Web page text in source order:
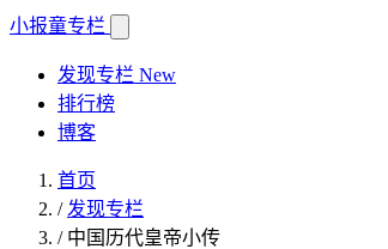
小报童专栏
发现专栏 New
排行榜
博客
首页
/ 发现专栏
/ 中国历代皇帝小传